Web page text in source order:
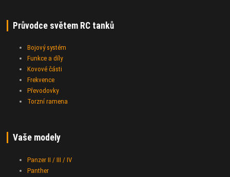
Průvodce světem RC tanků
Bojový systém
Funkce a díly
Kovové části
Frekvence
Převodovky
Torzní ramena
Vaše modely
Panzer II / III / IV
Panther